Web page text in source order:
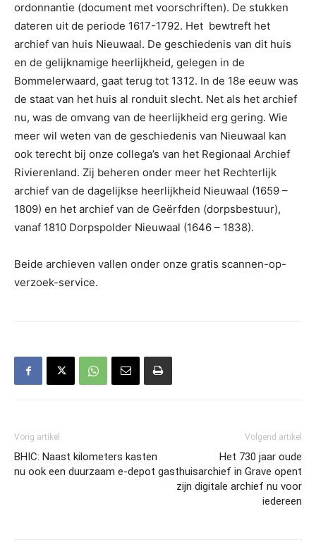
ordonnantie (document met voorschriften). De stukken
dateren uit de periode 1617-1792. Het bewtreft het
archief van huis Nieuwaal. De geschiedenis van dit huis
en de gelijknamige heerlijkheid, gelegen in de
Bommelerwaard, gaat terug tot 1312. In de 18e eeuw was
de staat van het huis al ronduit slecht. Net als het archief
nu, was de omvang van de heerlijkheid erg gering. Wie
meer wil weten van de geschiedenis van Nieuwaal kan
ook terecht bij onze collega’s van het Regionaal Archief
Rivierenland. Zij beheren onder meer het Rechterlijk
archief van de dagelijkse heerlijkheid Nieuwaal (1659 –
1809) en het archief van de Geërfden (dorpsbestuur),
vanaf 1810 Dorpspolder Nieuwaal (1646 – 1838).
Beide archieven vallen onder onze gratis scannen-op-
verzoek-service.
Vorig artikel
BHIC: Naast kilometers kasten
nu ook een duurzaam e-depot
Volgend artikel
Het 730 jaar oude
gasthuisarchief in Grave opent
zijn digitale archief nu voor
iedereen